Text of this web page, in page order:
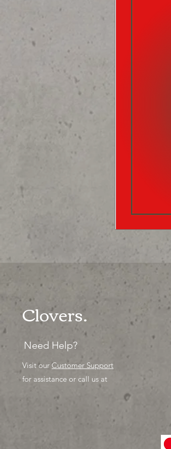
Clovers.
Need Help?
Visit ourCustomer Support
for assistance or call us at